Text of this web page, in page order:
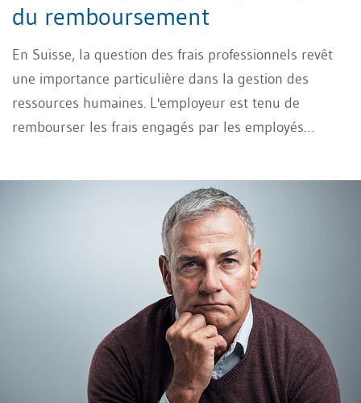
du remboursement
En Suisse, la question des frais professionnels revêt
une importance particulière dans la gestion des
ressources humaines. L'employeur est tenu de
rembourser les frais engagés par les employés
notion et quelles sont les règles applicables?